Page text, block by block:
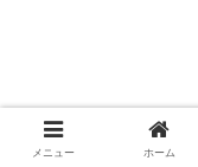
メニュー ホーム